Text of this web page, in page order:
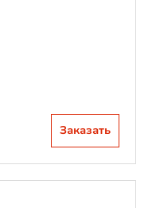
Заказать